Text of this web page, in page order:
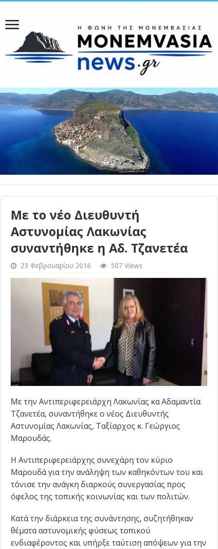
Με το νέο Διευθυντή
Αστυνομίας Λακωνίας
συναντήθηκε η Αδ. Τζανετέα
23 Φεβρουαρίου 2016 507 Views
Με την Αντιπεριφερειάρχη Λακωνίας κα Αδαμαντία
Τζανετέα, συναντήθηκε ο νέος Διευθυντής
Αστυνομίας Λακωνίας, Ταξίαρχος κ. Γεώργιος
Μαρουδάς.
Η Αντιπεριφερειάρχης συνεχάρη τον κύριο
Μαρουδά για την ανάληψη των καθηκόντων του και
τόνισε την ανάγκη διαρκούς συνεργασίας προς
όφελος της τοπικής κοινωνίας και των πολιτών.
Κατά την διάρκεια της συνάντησης, συζητήθηκαν
θέματα αστυνομικής φύσεως τοπικού
ενδιαφέροντος και υπήρξε ταύτιση απόψεων για την